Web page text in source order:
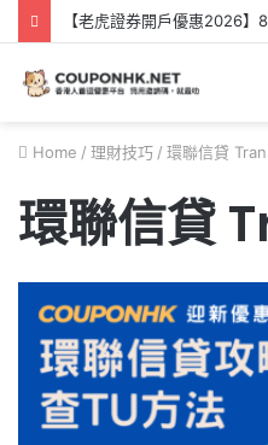
Home / 理財技巧 / 環聯信貸
環聯信貸